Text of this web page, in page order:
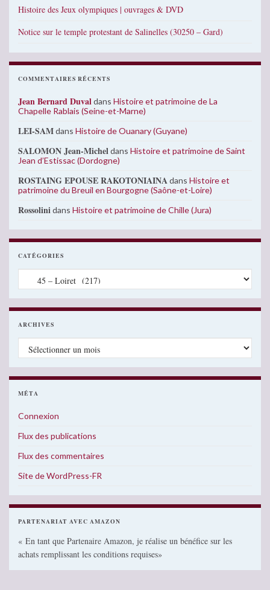
Histoire des Jeux olympiques | ouvrages & DVD
Notice sur le temple protestant de Salinelles (30250 – Gard)
COMMENTAIRES RÉCENTS
Jean Bernard Duvaldans Histoire et patrimoine de La
Chapelle Rablais (Seine-et-Marne)
LEI-SAMdans Histoire de Ouanary (Guyane)
SALOMON Jean-Micheldans Histoire et patrimoine de Saint
Jean d’Estissac (Dordogne)
ROSTAING EPOUSE RAKOTONIAINAdans Histoire et
patrimoine du Breuil en Bourgogne (Saône-et-Loire)
Rossolinidans Histoire et patrimoine de Chille (Jura)
CATÉGORIES
Catégories
ARCHIVES
Archives
MÉTA
Connexion
Flux des publications
Flux des commentaires
Site de WordPress-FR
PARTENARIAT AVEC AMAZON
« En tant que Partenaire Amazon, je réalise un bénéfice sur les
achats remplissant les conditions requises»